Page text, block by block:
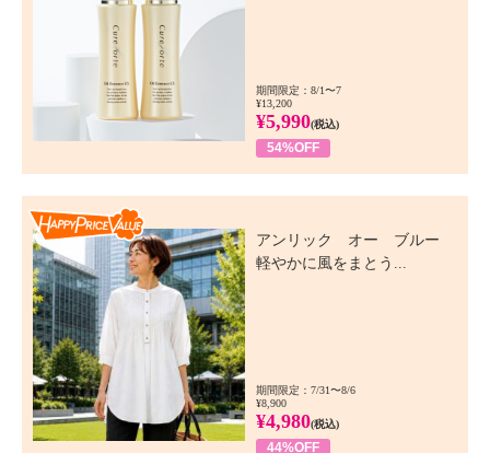
期間限定：8/1〜7
¥13,200
¥5,990(税込)
54%OFF
アンリック オー ブルー
軽やかに風をまとう...
期間限定：7/31〜8/6
¥8,900
¥4,980(税込)
44%OFF